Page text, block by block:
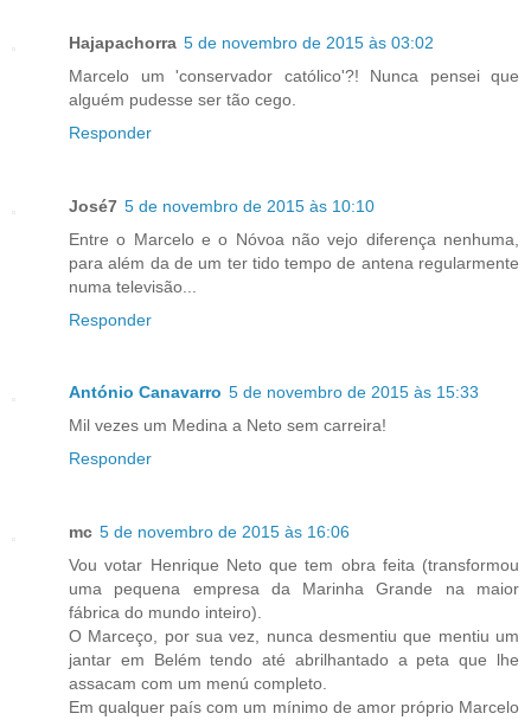
Hajapachorra 5 de novembro de 2015 às 03:02
Marcelo um 'conservador católico'?! Nunca pensei que
alguém pudesse ser tão cego.
Responder
José7 5 de novembro de 2015 às 10:10
Entre o Marcelo e o Nóvoa não vejo diferença nenhuma,
para além da de um ter tido tempo de antena regularmente
numa televisão...
Responder
António Canavarro 5 de novembro de 2015 às 15:33
Mil vezes um Medina a Neto sem carreira!
Responder
mc 5 de novembro de 2015 às 16:06
Vou votar Henrique Neto que tem obra feita (transformou
uma pequena empresa da Marinha Grande na maior
fábrica do mundo inteiro).
O Marceço, por sua vez, nunca desmentiu que mentiu um
jantar em Belém tendo até abrilhantado a peta que lhe
assacam com um menú completo.
Em qualquer país com um mínimo de amor próprio Marcelo